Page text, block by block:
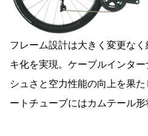
フレーム設計は大きく変更な
キ化を実現。ケーブルインタ
シュさと空力性能の向上を果
ートチューブにはカムテール形